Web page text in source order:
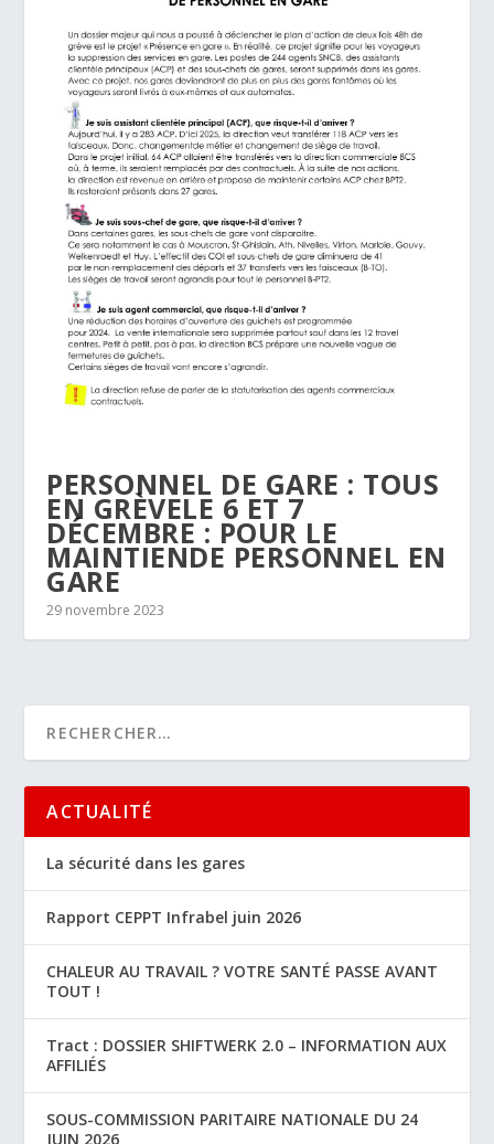
PERSONNEL DE GARE : TOUS
EN GRÈVELE 6 ET 7
DÉCEMBRE : POUR LE
MAINTIENDE PERSONNEL EN
GARE
29 novembre 2023
ACTUALITÉ
La sécurité dans les gares
Rapport CEPPT Infrabel juin 2026
CHALEUR AU TRAVAIL ? VOTRE SANTÉ PASSE AVANT
TOUT !
Tract : DOSSIER SHIFTWERK 2.0 – INFORMATION AUX
AFFILIÉS
SOUS-COMMISSION PARITAIRE NATIONALE DU 24
JUIN 2026